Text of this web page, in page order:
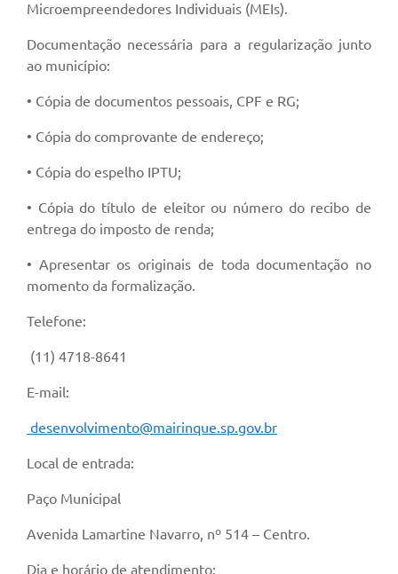
Microempreendedores Individuais (MEIs).
Documentação necessária para a regularização junto
ao município:
• Cópia de documentos pessoais, CPF e RG;
• Cópia do comprovante de endereço;
• Cópia do espelho IPTU;
• Cópia do título de eleitor ou número do recibo de
entrega do imposto de renda;
• Apresentar os originais de toda documentação no
momento da formalização.
Telefone:
(11) 4718-8641
E-mail:
desenvolvimento@mairinque.sp.gov.br
Local de entrada:
Paço Municipal
Avenida Lamartine Navarro, nº 514 – Centro.
Dia e horário de atendimento: